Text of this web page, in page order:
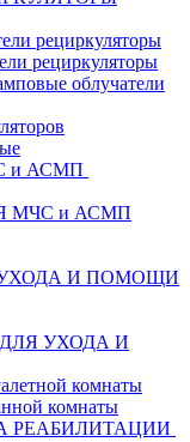
рециркуляторы
рециркуляторы
облучатели
и АСМП
МЧС и АСМП
И ПОМОЩИ
УХОДА И
комнаты
комнаты
РЕАБИЛИТАЦИИ